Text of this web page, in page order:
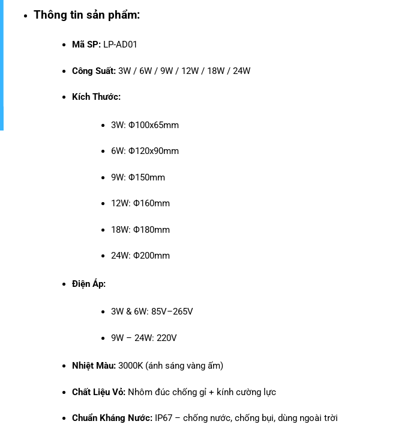
Thông tin sản phẩm:
Mã SP: LP-AD01
Công Suất: 3W / 6W / 9W / 12W / 18W / 24W
Kích Thước:
3W: Φ100x65mm
6W: Φ120x90mm
9W: Φ150mm
12W: Φ160mm
18W: Φ180mm
24W: Φ200mm
Điện Áp:
3W & 6W: 85V–265V
9W – 24W: 220V
Nhiệt Màu: 3000K (ánh sáng vàng ấm)
Chất Liệu Vỏ: Nhôm đúc chống gỉ + kính cường lực
Chuẩn Kháng Nước: IP67 – chống nước, chống bụi, dùng ngoài trời